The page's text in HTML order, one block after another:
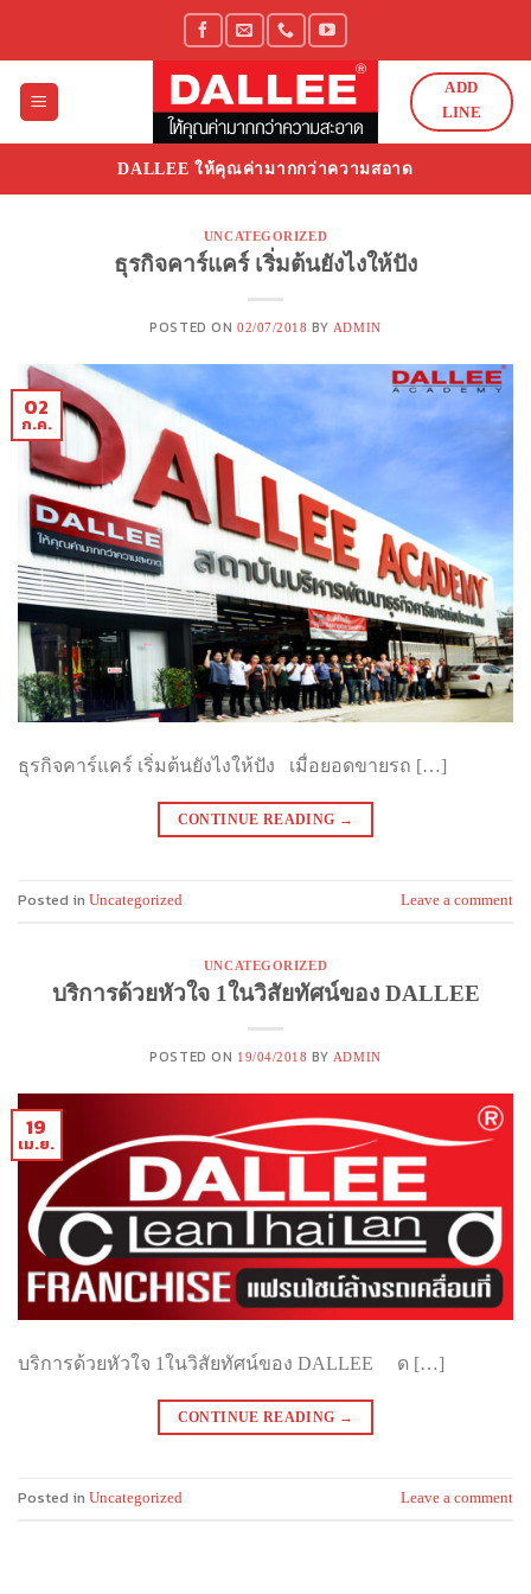
ADD
LINE
DALLEE ให้คุณค่ามากกว่าความสอาด
UNCATEGORIZED
ธุรกิจคาร์แคร์ เริ่มต้นยังไงให้ปัง
POSTED ON 02/07/2018 BY ADMIN
02
ก.ค.
ธุรกิจคาร์แคร์ เริ่มต้นยังไงให้ปัง เมื่อยอดขายรถ […]
CONTINUE READING →
Posted in Uncategorized Leave a comment
UNCATEGORIZED
บริการด้วยหัวใจ 1ในวิสัยทัศน์ของ DALLEE
POSTED ON 19/04/2018 BY ADMIN
19
เม.ย.
บริการด้วยหัวใจ 1ในวิสัยทัศน์ของ DALLEE ด […]
CONTINUE READING →
Posted in Uncategorized Leave a comment